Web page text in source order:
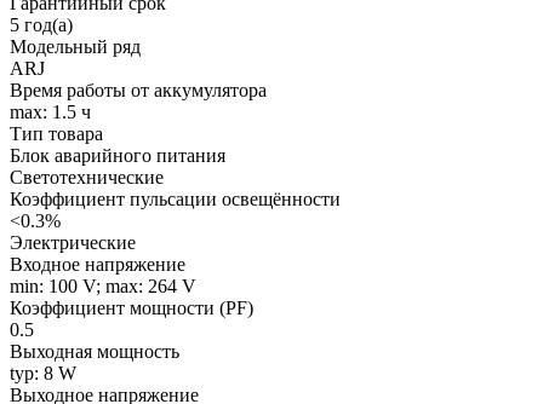
5 год(а)
Модельный ряд
ARJ
Время работы от аккумулятора
max: 1.5 ч
Тип товара
Блок аварийного питания
Светотехнические
Коэффициент пульсации освещённости
<0.3%
Электрические
Входное напряжение
min: 100 V; max: 264 V
Коэффициент мощности (PF)
0.5
Выходная мощность
typ: 8 W
Выходное напряжение